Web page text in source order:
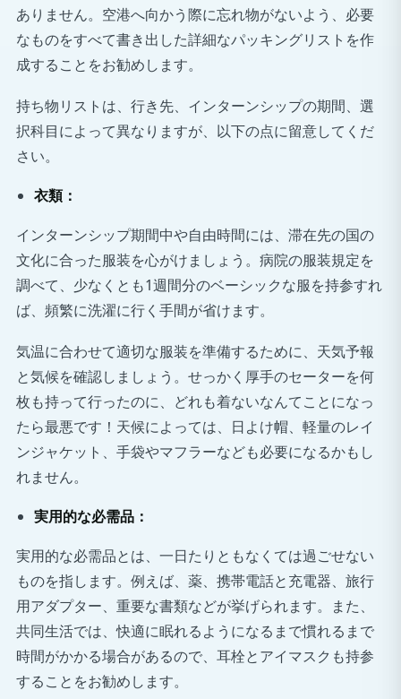
ありません。空港へ向かう際に忘れ物がないよう、必要
なものをすべて書き出した詳細なパッキングリストを作
成することをお勧めします。
持ち物リストは、行き先、インターンシップの期間、選
択科目によって異なりますが、以下の点に留意してくだ
さい。
衣類：
インターンシップ期間中や自由時間には、滞在先の国の
文化に合った服装を心がけましょう。病院の服装規定を
調べて、少なくとも1週間分のベーシックな服を持参すれ
ば、頻繁に洗濯に行く手間が省けます。
気温に合わせて適切な服装を準備するために、天気予報
と気候を確認しましょう。せっかく厚手のセーターを何
枚も持って行ったのに、どれも着ないなんてことになっ
たら最悪です！天候によっては、日よけ帽、軽量のレイ
ンジャケット、手袋やマフラーなども必要になるかもし
れません。
実用的な必需品：
実用的な必需品とは、一日たりともなくては過ごせない
ものを指します。例えば、薬、携帯電話と充電器、旅行
用アダプター、重要な書類などが挙げられます。また、
共同生活では、快適に眠れるようになるまで慣れるまで
時間がかかる場合があるので、耳栓とアイマスクも持参
することをお勧めします。